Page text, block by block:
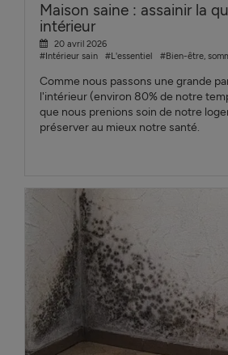
Maison saine : assainir la
intérieur
20 avril 2026
#Intérieur sain
#L'essentiel #Bien-être,
Comme nous passons une grande
l'intérieur (environ 80% de notre
que nous prenions soin de notre
préserver au mieux notre santé.